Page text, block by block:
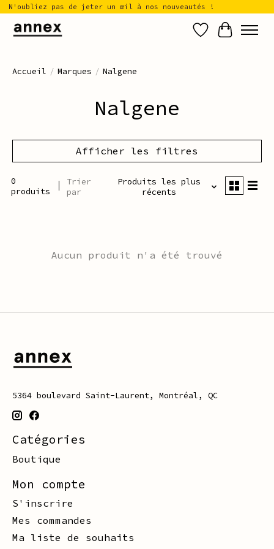
N'oubliez pas de jeter un œil à nos nouveautés !
Liste de
Panier
Accueil / Marques / Nalgene
Nalgene
Afficher les filtres
0
produits
Trier
par
Produits les plus
récents
Aucun produit n'a été trouvé
5364 boulevard Saint-Laurent, Montréal, QC
Catégories
Boutique
Mon compte
S'inscrire
Mes commandes
Ma liste de souhaits